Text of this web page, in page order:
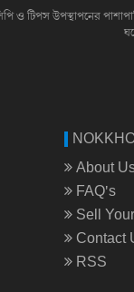
ও টিপস উপস্থাপনের
About
FAQ's
Sell
Contact
RSS